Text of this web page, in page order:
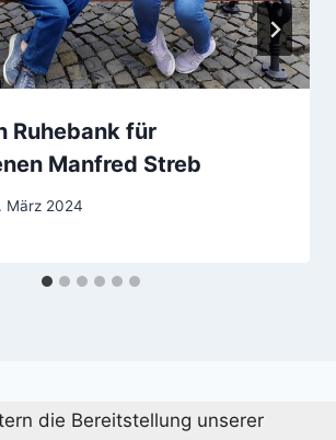
Ruhebank für
Manfred Streb
März 2024
die Bereitstellung unserer